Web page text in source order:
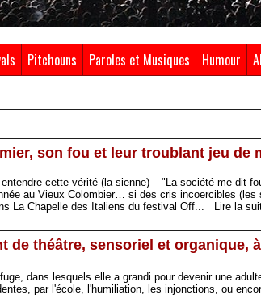
Pitchouns Paroles et Musiques Humour
son fou et leur troublant jeu de
cette vérité (la sienne) – "La société me dit
au Vieux Colombier… si des cris incoercibles (les
La Chapelle des Italiens du festival Off...
Lire la
de théâtre, sensoriel et organique,
dans lesquels elle a grandi pour devenir une
par l'école, l'humiliation, les injonctions, ou